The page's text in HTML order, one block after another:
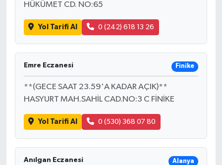
HÜKÜMET CD. NO:65
Yol Tarifi Al 0 (242) 618 13 26
Emre Eczanesi Finike
**(GECE SAAT 23.59'A KADAR AÇIK)**
HASYURT MAH.SAHİL CAD.NO:3 C FİNİKE
Yol Tarifi Al 0 (530) 368 07 80
Anılgan Eczanesi Alanya